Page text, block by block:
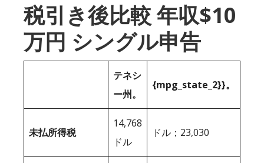
税引き後比較 年収$10
万円 シングル申告
テネシ
ー州。
{mpg_state_2}}。
未払所得税
14,768
ドル
ドル；23,030